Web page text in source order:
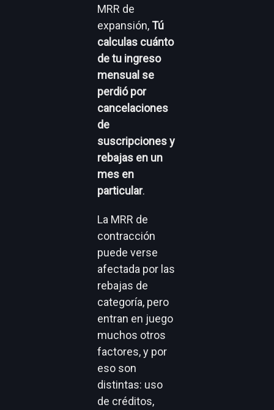
MRR de
expansión,Tú
calculas cuánto
de tu ingreso
mensual se
perdió por
cancelaciones
de
suscripciones y
rebajas en un
mes en
particular.
La MRR de
contracción
puede verse
afectada por las
rebajas de
categoría, pero
entran en juego
muchos otros
factores, y por
eso son
distintas: uso
de créditos,